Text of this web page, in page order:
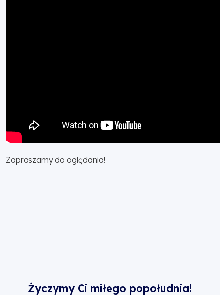
Zapraszamy do oglądania!
Życzymy Ci miłego popołudnia!